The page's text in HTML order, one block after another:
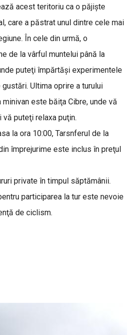
acest teritoriu ca o păjişte
care a păstrat unul dintre cele mai
În cele din urmă, o
de la vârful muntelui până la
puteţi împărtăşi experimentele
Ultima oprire a turului
este băiţa Cibre, unde vă
puteţi relaxa puţin.
la ora 10:00, Tarsnferul de la
împrejurime este inclus în preţul
private în timpul săptămânii.
participarea la tur este nevoie
de ciclism.